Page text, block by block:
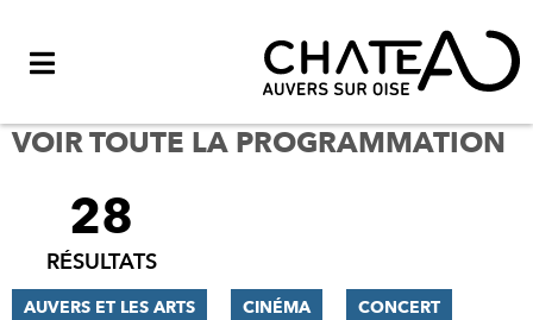
VOIR TOUTE LA PROGRAMMATION
FILTRER
RÉSULTATS
28
RÉSULTATS
AUVERS ET LES ARTS CINÉMA CONCERT